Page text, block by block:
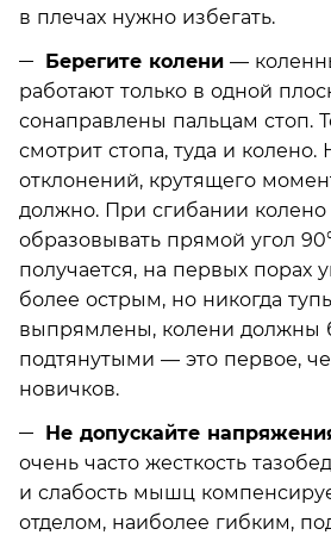
в плечах нужно избегать.
Берегите колени —
работают только в одной
сонаправлены пальцам стоп.
смотрит стопа, туда и колено.
отклонений, крутящего
должно. При сгибании
образовывать прямой угол
получается, на первых порах
более острым, но никогда
выпрямлены, колени должны
подтянутыми — это первое,
новичков.
Не допускайте
очень часто жесткость
и слабость мышц
отделом, наиболее гибким,